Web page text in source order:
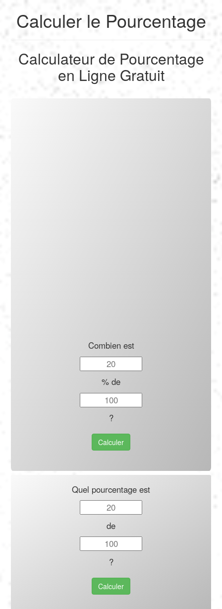
Calculer
English
Français
Deutsch
Calculer le Pourcentage
Calculateur de Pourcentage
en Ligne Gratuit
Combien est
% de
?
Calculer
Quel pourcentage est
de
?
Calculer